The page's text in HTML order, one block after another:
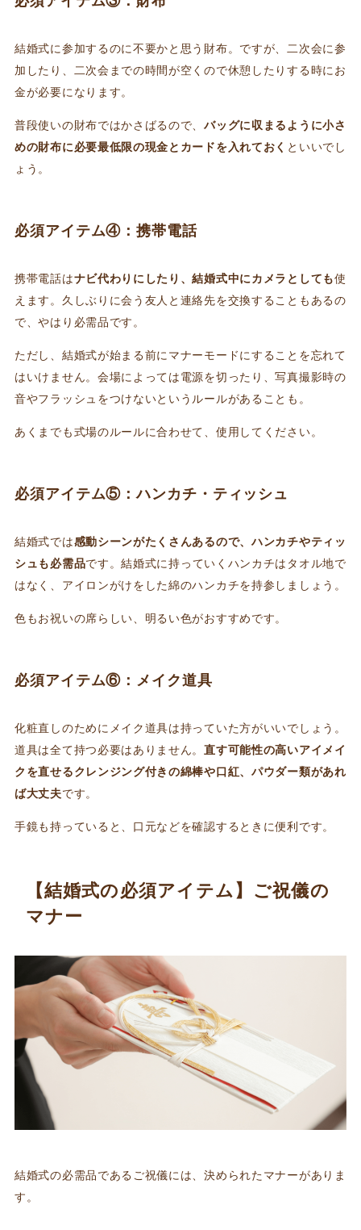
結婚式に参加するのに不要かと思う財布。ですが、二次会に参
加したり、二次会までの時間が空くので休憩したりする時にお
金が必要になります。
普段使いの財布ではかさばるので、バッグに収まるように小さ
めの財布に必要最低限の現金とカードを入れておく といいでし
ょう。
必須アイテム④：携帯電話
携帯電話はナビ代わりにしたり、結婚式中にカメラとして も使
えます。久しぶりに会う友人と連絡先を交換することもあるの
で、やはり必需品です。
ただし、結婚式が始まる前にマナーモードにすることを忘れて
はいけません。会場によっては電源を切ったり、写真撮影時の
音やフラッシュをつけないというルールがあることも。
あくまでも式場のルールに合わせて、使用してください。
必須アイテム⑤：ハンカチ・ティッシュ
結婚式では感動シーンがたくさんあるので、ハンカチやティッ
シュも必需品です。結婚式に持っていくハンカチはタオル地で
はなく、アイロンがけをした綿のハンカチを持参しましょう。
色もお祝いの席らしい、明るい色がおすすめです。
必須アイテム⑥：メイク道具
化粧直しのためにメイク道具は持っていた方がいいでしょう。
道具は全て持つ必要はありません。直す可能性の高いアイメイ
クを直せるクレンジング付きの綿棒や口紅、パウダー類があれ
ば大丈夫です。
手鏡も持っていると、口元などを確認するときに便利です。
【結婚式の必須アイテム】ご祝儀の
マナー
結婚式の必需品であるご祝儀には、決められたマナーがありま
す。